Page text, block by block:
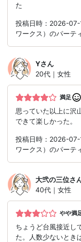
た
投稿日時：2026-07-
ワークス）のパーテ
Yさん
20代｜女性
満足
思っていた以上に沢
できて楽しかった。
投稿日時：2026-07-
ワークス）のパーテ
大弐の三位さ
40代｜女性
やや満
ちょうど台風接近し
た。人数少ないとき